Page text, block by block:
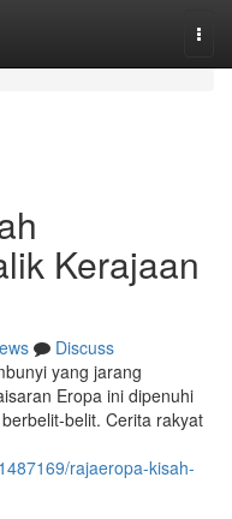
Kerajaan
Discuss
yang jarang
Eropa ini dipenuhi
belit. Cerita rakyat
rajaeropa-kisah-